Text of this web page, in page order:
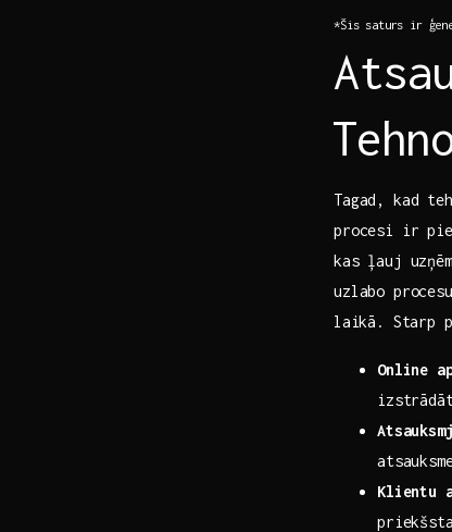
*Šis saturs ir
Tagad, kad
procesi​ ir
kas ļauj
‌uzlabo
⁣laikā. Starp
Online
Klientu